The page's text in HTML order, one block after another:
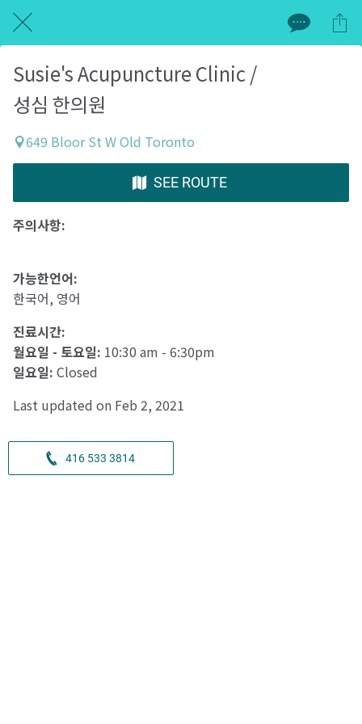
Susie's Acupuncture Clinic /
성심 한의원
649 Bloor St W Old Toronto
SEE ROUTE
주의사항:
가능한언어:
한국어, 영어
진료시간:
월요일 - 토요일: 10:30 am - 6:30pm
일요일: Closed
Last updated on Feb 2, 2021
416 533 3814